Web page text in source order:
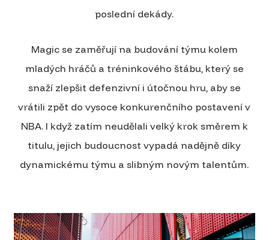
poslední dekády.
Magic se zaměřují na budování týmu kolem
mladých hráčů a tréninkového štábu, který se
snaží zlepšit defenzivní i útočnou hru, aby se
vrátili zpět do vysoce konkurenčního postavení v
NBA. I když zatím neudělali velký krok směrem k
titulu, jejich budoucnost vypadá nadějně díky
dynamickému týmu a slibným novým talentům.